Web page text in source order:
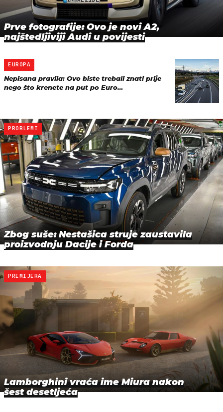
Prve fotografije: Ovo je novi A2,
najštedljiviji Audi u povijesti
EUROPA
Nepisana pravila: Ovo biste trebali znati prije
nego što krenete na put po Euro…
PROBLEMI
Zbog suše: Nestašica struje zaustavila
proizvodnju Dacije i Forda
PREMIJERA
Lamborghini vraća ime Miura nakon
šest desetljeća